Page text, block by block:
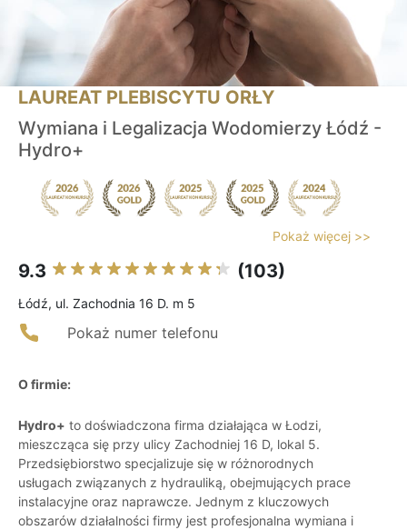
LAUREAT PLEBISCYTU ORŁY
Wymiana i Legalizacja Wodomierzy Łódź -
Hydro+
Pokaż więcej >>
9.3 (103)
Łódź, ul. Zachodnia 16 D. m 5
Pokaż numer telefonu
O firmie:
Hydro+ to doświadczona firma działająca w Łodzi,
mieszcząca się przy ulicy Zachodniej 16 D, lokal 5.
Przedsiębiorstwo specjalizuje się w różnorodnych
usługach związanych z hydrauliką, obejmujących prace
instalacyjne oraz naprawcze. Jednym z kluczowych
obszarów działalności firmy jest profesjonalna wymiana i